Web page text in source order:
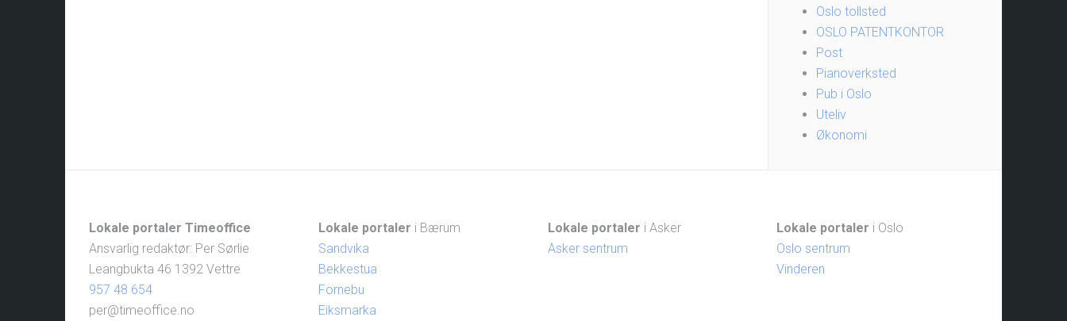
Oslo tollsted
OSLO PATENTKONTOR
Post
Pianoverksted
Pub i Oslo
Uteliv
Økonomi
Lokale portaler Timeoffice
Ansvarlig redaktør: Per Sørlie
Leangbukta 46 1392 Vettre
957 48 654
per@timeoffice.no
Lokale portaler i Bærum
Sandvika
Bekkestua
Fornebu
Eiksmarka
Lokale portaler i Asker
Asker sentrum
Lokale portaler i Oslo
Oslo sentrum
Vinderen